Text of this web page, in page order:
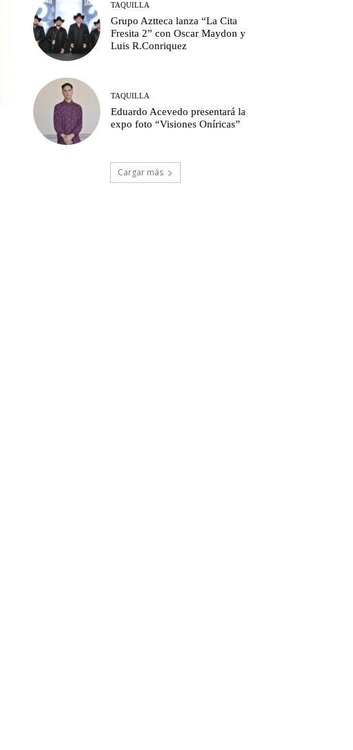
TAQUILLA
Grupo Aztteca lanza “La Cita
Fresita 2” con Oscar Maydon y
Luis R.Conriquez
TAQUILLA
Eduardo Acevedo presentará la
expo foto “Visiones Oníricas”
Cargar más